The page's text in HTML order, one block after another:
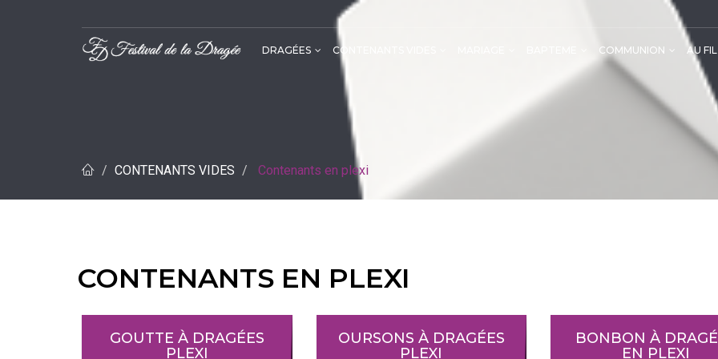
DRAGÉES CONTENANTS VIDES COMMUNION AU
CONTENANTS VIDES Contenants en plexi
CONTENANTS EN PLEXI
GOUTTE À DRAGÉES
PLEXI
OURSONS À DRAGÉES
PLEXI
BONBON À
EN PLEXI